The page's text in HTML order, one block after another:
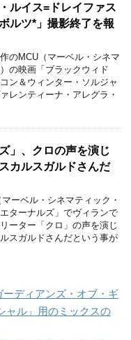
ルイス=ドレイファス
ルツ*」撮影終了を報
のMCU（マーベル・シネマ
の映画「ブラックウィド
ン＆ウィンター・ソルジャ
レンティーナ・アレグラ・
」、クロの声を演じ
カルスガルドさんだ
ーベル・シネマティック・
ターナルズ」でヴィランで
ーター「クロ」の声を演じ
スガルドさんだという事が
ディアンズ・オブ・ギ
ャル」用のミックスの